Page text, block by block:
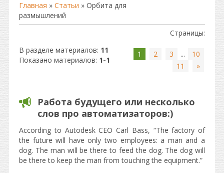
Главная » Статьи » Орбита для
размышлений
В разделе материалов: 11
Показано материалов: 1-1
Страницы:
1 2 3 ...
10
11
»
Работа будущего или несколько
слов про автоматизаторов:)
According to Autodesk CEO Carl Bass, “The factory of
the future will have only two employees: a man and a
dog. The man will be there to feed the dog. The dog will
be there to keep the man from touching the equipment.”